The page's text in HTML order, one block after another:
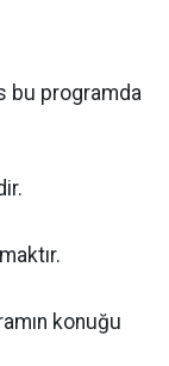
bu programda
konuğu